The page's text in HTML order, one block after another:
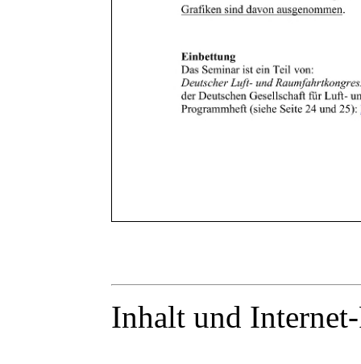
Inhalt und